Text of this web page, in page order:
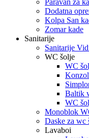
Paravan za
Dodatna
Kolpa San
Zomar kade
Sanitarije
Sanitarije
WC šolje
WC
Baltik
WC
Monoblok
Daske za wc
Lavaboi